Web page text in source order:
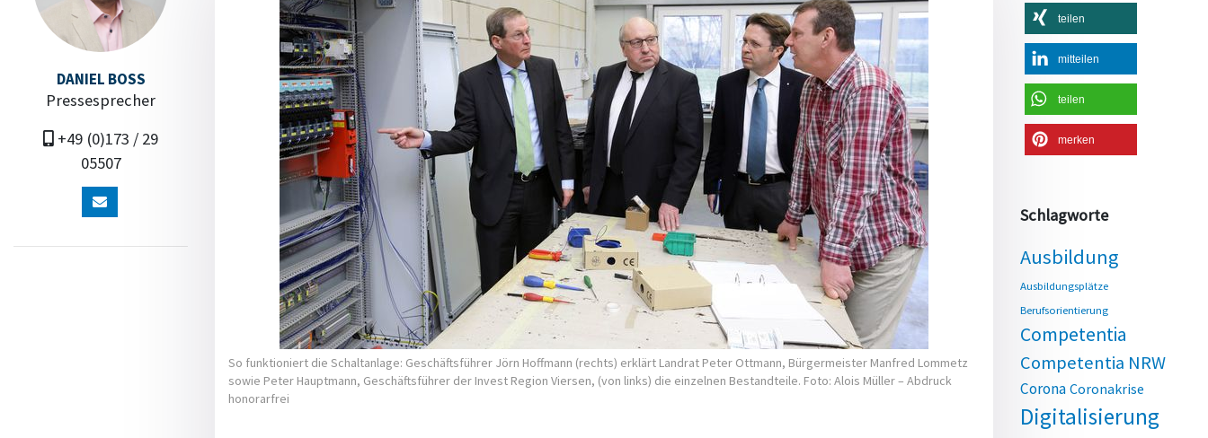
DANIEL BOSS
Pressesprecher
+49 (0)173 / 29
05507
So funktioniert die Schaltanlage: Geschäftsführer Jörn Hoffmann (rechts) erklärt Landrat Peter Ottmann, Bürgermeister Manfred Lommetz
sowie Peter Hauptmann, Geschäftsführer der Invest Region Viersen, (von links) die einzelnen Bestandteile. Foto: Alois Müller – Abdruck
honorarfrei
teilen
mitteilen
teilen
merken
Schlagworte
Ausbildung
Ausbildungsplätze
Berufsorientierung
Competentia
Competentia NRW
Corona Coronakrise
Digitalisierung